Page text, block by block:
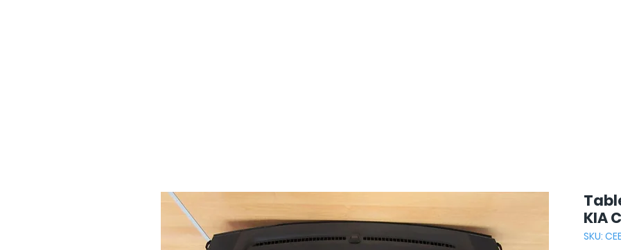
KIA
SKU: